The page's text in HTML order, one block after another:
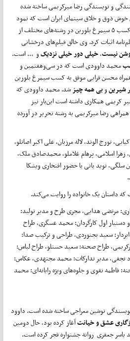
و نویسندگی رضا میرکریمی ساخته شده
خوش ذوق و خلاق سینمای ایران است که نمود
این خلاقیت را می‌توان با اشاره به کسب ۵ سیمرغ بلورین در رشته‌های مختلف از
اثبات کرد. وی خالق فیلم‌های درخشانی
نیست،خیلی دور خیلی نزدیکو ... است.
محمد داوودی است که در سی‌و‌هفتمین و
محسن قرایی موفق به کسب سیمرغ بلورین
وبی همهچیزشد. محمد داوودی که
کریمی همکاری داشته است این‌بار نیز
رضا میرکریمی به رشته تحریر در آورده
تورج الوند، لاله مرزبان، علی اکبر اصانلو،
اسلامی، پرهام غلاملو، محمدصادق ملک،
سلگی، نوید بانی با حضور افتخاری ویشکا
داستان یک خانواده را روایت می‌کند.
مرتضی هدایی، مجری طرح و مدیر تولید:
دستیار اول کارگردان: محمد عسگری، طراح
سعید بجنوردی، طراحی و ترکیب صدا:
طراح صحنه: سعید حسنلو، طراح لباس:
مدیر تدارکات: محمد مجتهدی، عکاس:
فاطمه تقوی و جلوه‌های ویژه رایانه‌ای: محمد
نوشین معراجی ساخته شده است. داوود
عشق و خیانتآغاز کرده بود، حال دومین
یاسر جعفری روانه جشنواره فجر کرده است.